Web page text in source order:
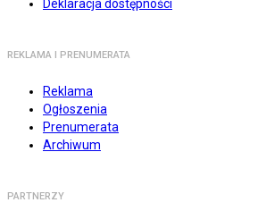
Deklaracja dostępności
REKLAMA I PRENUMERATA
Reklama
Ogłoszenia
Prenumerata
Archiwum
PARTNERZY